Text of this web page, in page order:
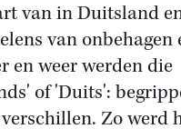
van in Duitsland
van onbehagen
en weer werden die
of 'Duits':
Zo werd